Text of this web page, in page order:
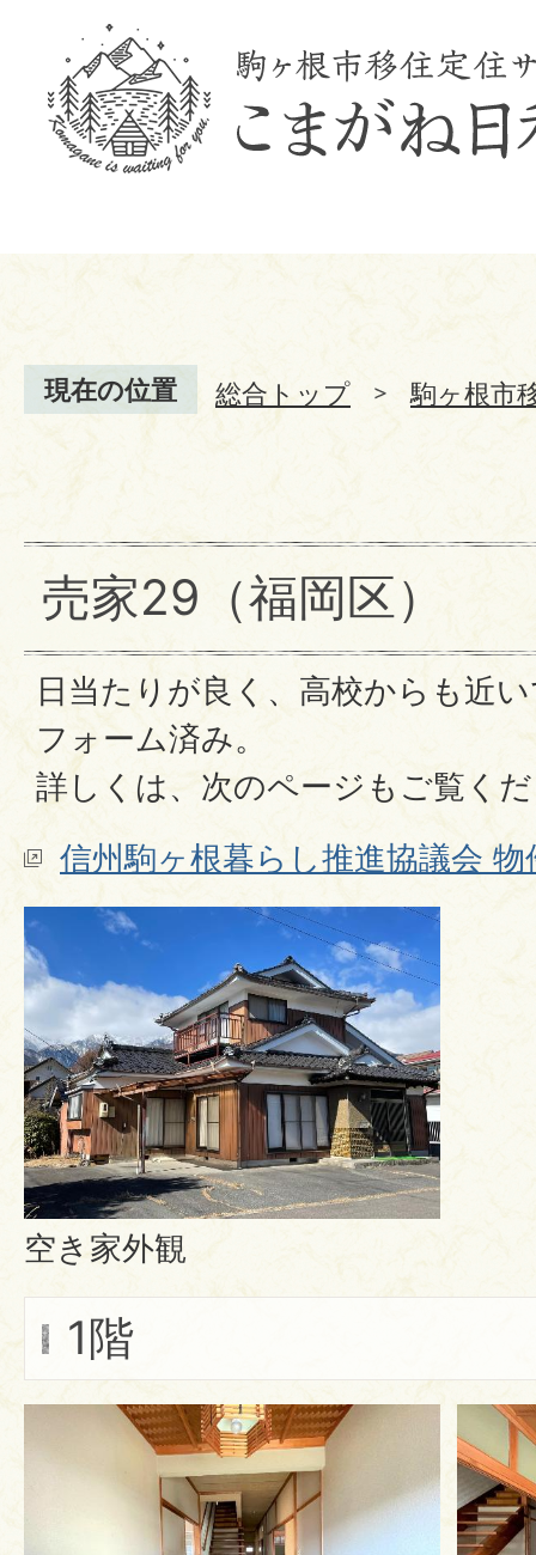
現在の位置 総合トップ 駒ヶ根市
売家29（福岡区）
日当たりが良く、高校からも近
フォーム済み。
詳しくは、次のページもご覧く
信州駒ヶ根暮らし推進協議会
空き家外観
1階